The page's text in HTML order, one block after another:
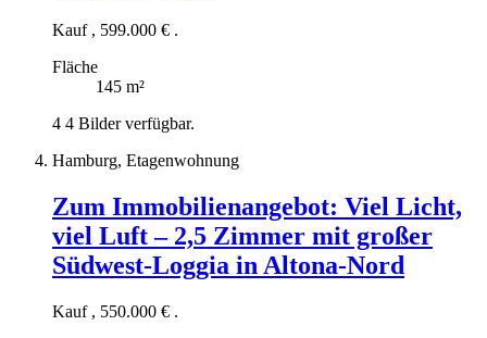
Kauf , 599.000 € .
Fläche
145 m²
4 4 Bilder verfügbar.
Hamburg, Etagenwohnung
Zum Immobilienangebot: Viel Licht,
viel Luft – 2,5 Zimmer mit großer
Südwest-Loggia in Altona-Nord
Kauf , 550.000 € .